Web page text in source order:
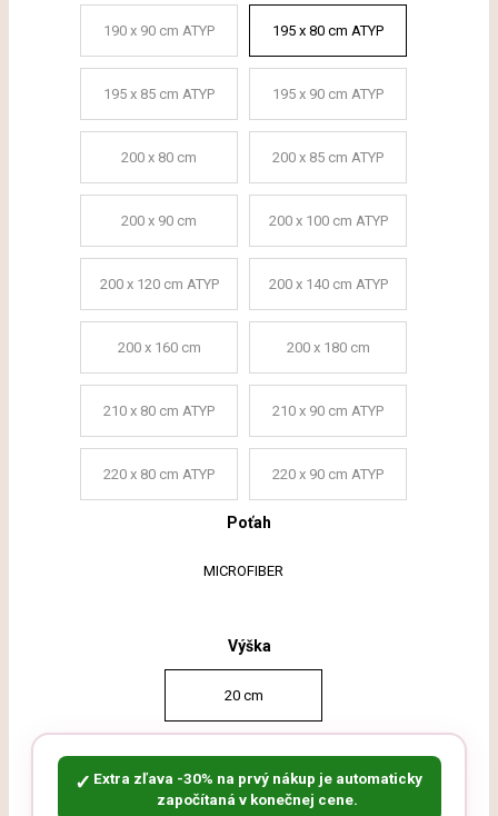
190 x 90 cm ATYP 195 x 80 cm ATYP
195 x 85 cm ATYP 195 x 90 cm ATYP
200 x 80 cm 200 x 85 cm ATYP
200 x 90 cm 200 x 100 cm ATYP
200 x 120 cm ATYP 200 x 140 cm ATYP
200 x 160 cm 200 x 180 cm
210 x 80 cm ATYP 210 x 90 cm ATYP
220 x 80 cm ATYP 220 x 90 cm ATYP
Poťah
MICROFIBER
Výška
20 cm
✓ Extra zľava -30% na prvý nákup je automaticky
započítaná v konečnej cene.